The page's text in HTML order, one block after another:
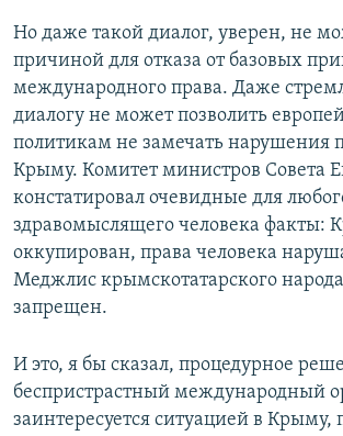
Но даже такой диалог, уверен, не
причиной для отказа от базовых
международного права. Даже
диалогу не может позволить
политикам не замечать нарушения
Крыму. Комитет министров Совета
констатировал очевидные для
здравомыслящего человека факты:
оккупирован, права человека
Меджлис крымскотатарского
запрещен.
И это, я бы сказал, процедурное
беспристрастный международный
заинтересуется ситуацией в